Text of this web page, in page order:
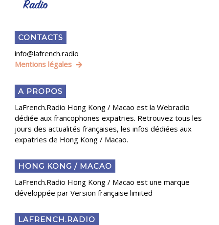
CONTACTS
info@lafrench.radio
Mentions légales
A PROPOS
LaFrench.Radio Hong Kong / Macao est la Webradio
dédiée aux francophones expatries. Retrouvez tous les
jours des actualités françaises, les infos dédiées aux
expatries de Hong Kong / Macao.
HONG KONG / MACAO
LaFrench.Radio Hong Kong / Macao est une marque
développée par Version française limited
LAFRENCH.RADIO